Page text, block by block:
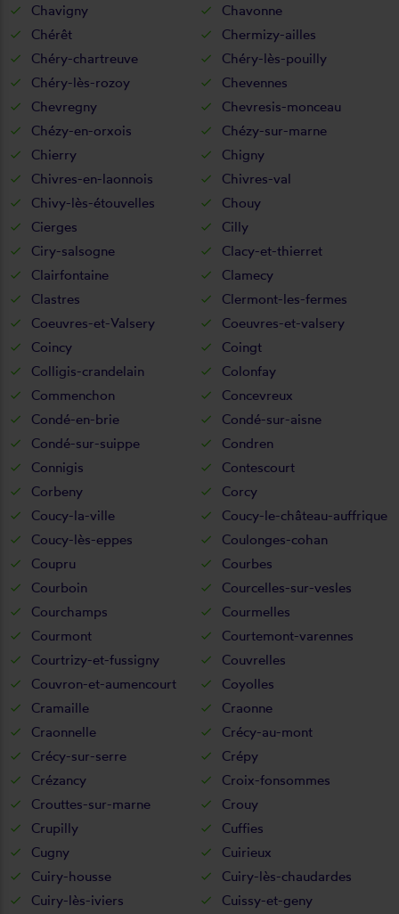
Chavigny
Chavonne
Chérêt
Chermizy-ailles
Chéry-chartreuve
Chéry-lès-pouilly
Chéry-lès-rozoy
Chevennes
Chevregny
Chevresis-monceau
Chézy-en-orxois
Chézy-sur-marne
Chierry
Chigny
Chivres-en-laonnois
Chivres-val
Chivy-lès-étouvelles
Chouy
Cierges
Cilly
Ciry-salsogne
Clacy-et-thierret
Clairfontaine
Clamecy
Clastres
Clermont-les-fermes
Coeuvres-et-Valsery
Coeuvres-et-valsery
Coincy
Coingt
Colligis-crandelain
Colonfay
Commenchon
Concevreux
Condé-en-brie
Condé-sur-aisne
Condé-sur-suippe
Condren
Connigis
Contescourt
Corbeny
Corcy
Coucy-la-ville
Coucy-le-château-auffrique
Coucy-lès-eppes
Coulonges-cohan
Coupru
Courbes
Courboin
Courcelles-sur-vesles
Courchamps
Courmelles
Courmont
Courtemont-varennes
Courtrizy-et-fussigny
Couvrelles
Couvron-et-aumencourt
Coyolles
Cramaille
Craonne
Craonnelle
Crécy-au-mont
Crécy-sur-serre
Crépy
Crézancy
Croix-fonsommes
Crouttes-sur-marne
Crouy
Crupilly
Cuffies
Cugny
Cuirieux
Cuiry-housse
Cuiry-lès-chaudardes
Cuiry-lès-iviers
Cuissy-et-geny